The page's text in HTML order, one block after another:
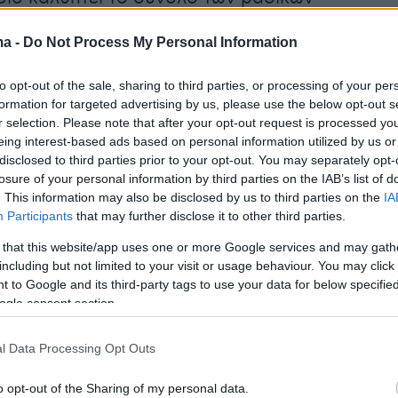
- Do Not Process My Personal Information
opt-out of the sale, sharing to third parties, or processing of your
for targeted advertising by us, please use the below opt-out
selection. Please note that after your opt-out request is processed
interest-based ads based on personal information utilized by us
to third parties prior to your opt-out. You may separately
of your personal information by third parties on the IAB’s list of
This information may also be disclosed by us to third parties on the
Participants that may further disclose it to other third parties.
that this website/app uses one or more Google services and may
but not limited to your visit or usage behaviour. You may
to Google and its third-party tags to use your data for below
consent section.
Data Processing Opt Outs
opt-out of the Sharing of my personal data.
όπως φωτοβολταϊκά, αιολικά πάρκα, μικρά
γεωθερμικές εγκαταστάσεις, αλλά και –για
συστήματα αποθήκευσης ενέργειας, όπως
τους νέους κανόνες, εξαιρούνται έργα
ήδη σε λειτουργία ή σε προχωρημένο
μικρές εγκαταστάσεις ΑΠΕ που
από αδειοδοτικές διαδικασίες, μεγάλα
έργα, αντλησιοταμιευτικά έργα, καθώς και
που εγκαθίστανται σε στέγες κτιρίων.
δίνεται στη χωροθέτηση των
σταθμών, καθώς για πρώτη φορά